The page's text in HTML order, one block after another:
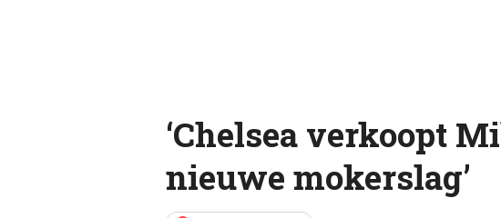
‘Chelsea verkoopt
nieuwe mokerslag’